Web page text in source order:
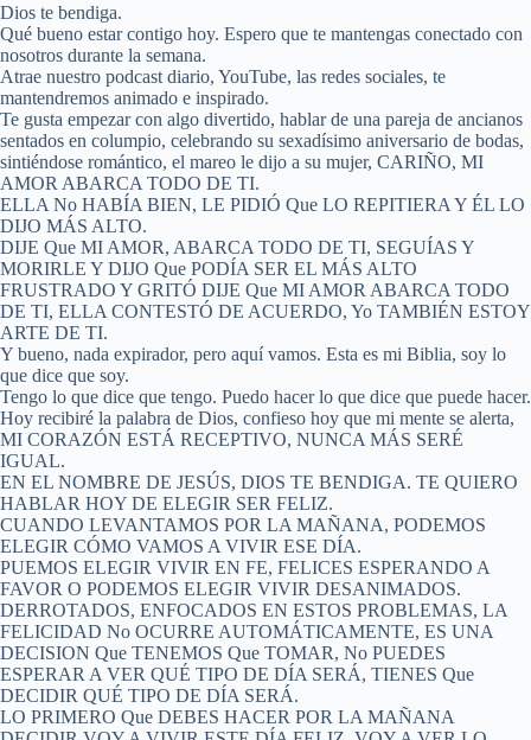
Dios te bendiga.
Qué bueno estar contigo hoy. Espero que te mantengas conectado con
nosotros durante la semana.
Atrae nuestro podcast diario, YouTube, las redes sociales, te
mantendremos animado e inspirado.
Te gusta empezar con algo divertido, hablar de una pareja de ancianos
sentados en columpio, celebrando su sexadísimo aniversario de bodas,
sintiéndose romántico, el mareo le dijo a su mujer, CARIÑO, MI
AMOR ABARCA TODO DE TI.
ELLA No HABÍA BIEN, LE PIDIÓ Que LO REPITIERA Y ÉL LO
DIJO MÁS ALTO.
DIJE Que MI AMOR, ABARCA TODO DE TI, SEGUÍAS Y
MORIRLE Y DIJO Que PODÍA SER EL MÁS ALTO
FRUSTRADO Y GRITÓ DIJE Que MI AMOR ABARCA TODO
DE TI, ELLA CONTESTÓ DE ACUERDO, Yo TAMBIÉN ESTOY
ARTE DE TI.
Y bueno, nada expirador, pero aquí vamos. Esta es mi Biblia, soy lo
que dice que soy.
Tengo lo que dice que tengo. Puedo hacer lo que dice que puede hacer.
Hoy recibiré la palabra de Dios, confieso hoy que mi mente se alerta,
MI CORAZÓN ESTÁ RECEPTIVO, NUNCA MÁS SERÉ
IGUAL.
EN EL NOMBRE DE JESÚS, DIOS TE BENDIGA. TE QUIERO
HABLAR HOY DE ELEGIR SER FELIZ.
CUANDO LEVANTAMOS POR LA MAÑANA, PODEMOS
ELEGIR CÓMO VAMOS A VIVIR ESE DÍA.
PUEMOS ELEGIR VIVIR EN FE, FELICES ESPERANDO A
FAVOR O PODEMOS ELEGIR VIVIR DESANIMADOS.
DERROTADOS, ENFOCADOS EN ESTOS PROBLEMAS, LA
FELICIDAD No OCURRE AUTOMÁTICAMENTE, ES UNA
DECISION Que TENEMOS Que TOMAR, No PUEDES
ESPERAR A VER QUÉ TIPO DE DÍA SERÁ, TIENES Que
DECIDIR QUÉ TIPO DE DÍA SERÁ.
LO PRIMERO Que DEBES HACER POR LA MAÑANA